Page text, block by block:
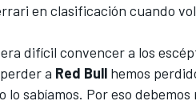
en clasificación cuando
difícil convencer a los
a Red Bull hemos
lo sabíamos. Por eso